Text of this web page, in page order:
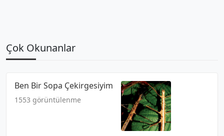
Çok Okunanlar
Ben Bir Sopa Çekirgesiyim
1553 görüntülenme